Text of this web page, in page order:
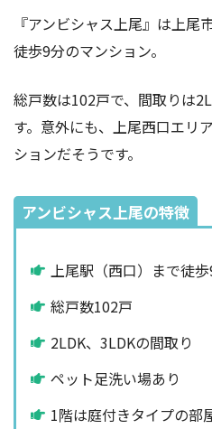
『アンビシャス上尾』は上
徒歩9分のマンション。
総戸数は102戸で、間取りは
す。意外にも、上尾西口エリ
ションだそうです。
アンビシャス上尾の特徴
上尾駅（西口）まで徒
総戸数102戸
2LDK、3LDKの間取り
ペット足洗い場あり
1階は庭付きタイプの部